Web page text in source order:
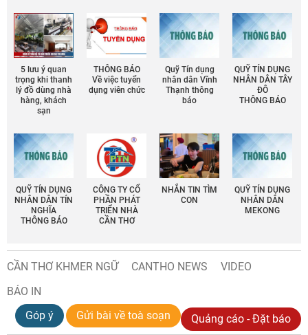
5 lưu ý quan
trọng khi thanh
lý đồ dùng nhà
hàng, khách
sạn
THÔNG BÁO
Về việc tuyển
dụng viên chức
Quỹ Tín dụng
nhân dân Vĩnh
Thạnh thông
báo
QUỸ TÍN DỤNG
NHÂN DÂN TÂY
ĐÔ
THÔNG BÁO
QUỸ TÍN DỤNG
NHÂN DÂN TÍN
NGHĨA
THÔNG BÁO
CÔNG TY CỔ
PHẦN PHÁT
TRIỂN NHÀ
CẦN THƠ
NHẮN TIN TÌM
CON
QUỸ TÍN DỤNG
NHÂN DÂN
MEKONG
CẦN THƠ KHMER NGỮ CANTHO NEWS
VIDEO
BÁO IN
Góp ý
Gửi bài về toà soạn Quảng cáo - Đặt báo